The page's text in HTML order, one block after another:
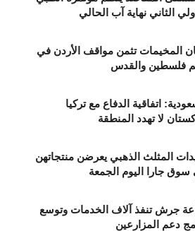
الثاني نهاية آب الحالي
المخيمات تثمن مواقف الأردن في
فلسطين والقدس
اتفاقية الدفاع مع تركيا
لا تهدد المنطقة
المثلث الذهبي يعرضن منتجاتهن
جارا اليوم الجمعة
جرش تنفذ آلاف الخدمات وتوسع
دعم المزارعين